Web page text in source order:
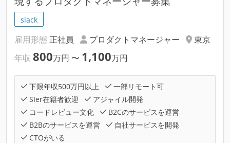
slack
雇用形態 正社員 プロダクトマネージャー
東京
年収 800万円 〜 1,100万円
下限年収500万円以上
一部リモート可
SIer在籍者歓迎
アジャイル開発
コードレビュー文化
B2Cのサービスを運営
B2Bのサービスを運営
自社サービスを開発
CTOがいる